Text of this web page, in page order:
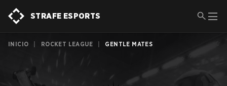
STRAFE ESPORTS
INICIO ROCKET LEAGUE GENTLE MATES